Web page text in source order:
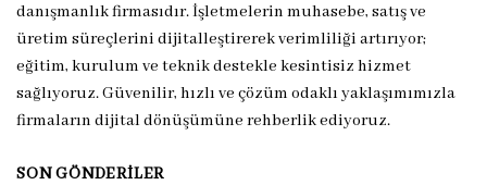
danışmanlık firmasıdır. İşletmelerin muhasebe, satış ve
üretim süreçlerini dijitalleştirerek verimliliği artırıyor;
eğitim, kurulum ve teknik destekle kesintisiz hizmet
sağlıyoruz. Güvenilir, hızlı ve çözüm odaklı yaklaşımımızla
firmaların dijital dönüşümüne rehberlik ediyoruz.
SON GÖNDERILER